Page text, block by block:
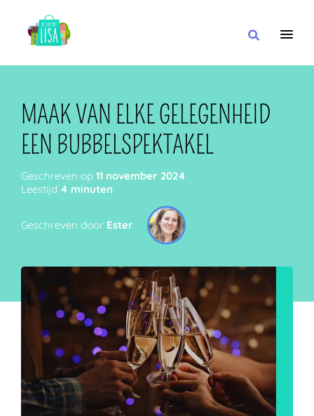
IN DE BUURT VAN
OF
ZOEKEN
MAAK VAN ELKE GELEGENHEID
EEN BUBBELSPEKTAKEL
Geschreven op 11 november 2024
Leestijd 4 minuten
Geschreven door Ester